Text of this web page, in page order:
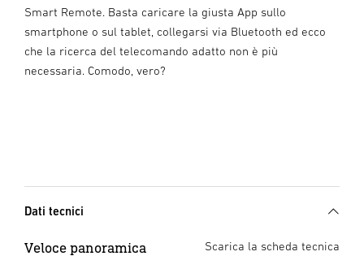
Smart Remote. Basta caricare la giusta App sullo
smartphone o sul tablet, collegarsi via Bluetooth ed ecco
che la ricerca del telecomando adatto non è più
necessaria. Comodo, vero?
Dati tecnici
Veloce panoramica Scarica la scheda tecnica